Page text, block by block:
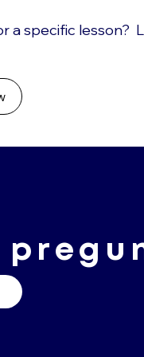
a specific lesson?